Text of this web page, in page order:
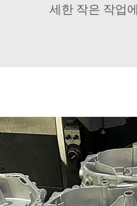
세한 작은 작업